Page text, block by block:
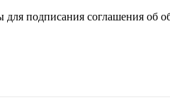
подписания соглашения об